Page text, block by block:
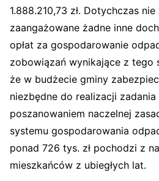
1.888.210,73 zł. Dotychczas nie
zaangażowane żadne inne
opłat za gospodarowanie
zobowiązań wynikające z tego
że w budżecie gminy
niezbędne do realizacji zadania
poszanowaniem naczelnej
systemu gospodarowania
ponad 726 tys. zł pochodzi z
mieszkańców z ubiegłych lat.